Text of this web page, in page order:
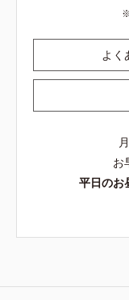
よく
お
平日のお